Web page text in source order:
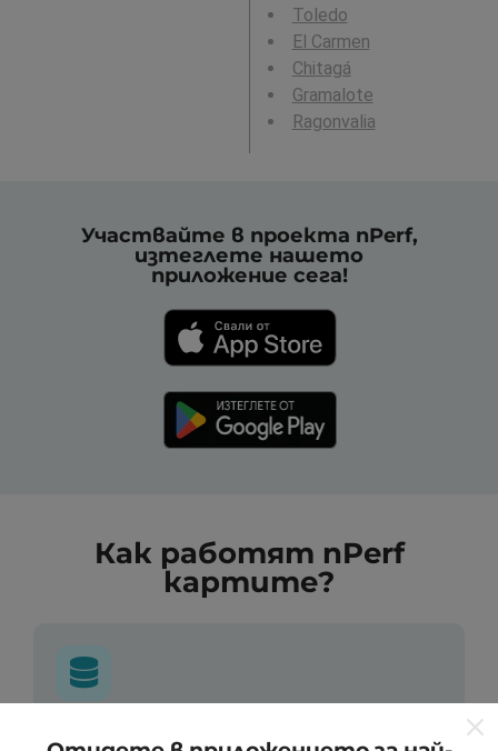
Toledo
El Carmen
Chitagá
Gramalote
Ragonvalia
Участвайте в проекта nPerf,
изтеглете нашето
приложение сега!
Как работят nPerf
картите?
Откъде идват данните?